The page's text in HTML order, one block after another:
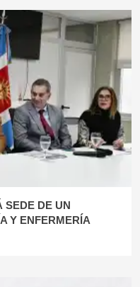
SEDE DE UN
Y ENFERMERÍA